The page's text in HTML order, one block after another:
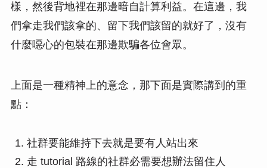
樣，然後背地裡在那邊暗自計算利益。在這邊，我
們拿走我們該拿的、留下我們該留的就好了，沒有
什麼噁心的包裝在那邊欺騙各位會眾。
上面是一種精神上的意念，那下面是實際講到的重
點：
社群要能維持下去就是要有人站出來
走 tutorial 路線的社群必需要想辦法留住人